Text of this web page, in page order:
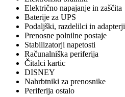
Električno napajanje in zaščita
Baterije za UPS
Podaljški, razdelilci in adapterji
Prenosne polnilne postaje
Stabilizatorji napetosti
Računalniška periferija
Čitalci kartic
DISNEY
Nahrbtniki za prenosnike
Periferija ostalo